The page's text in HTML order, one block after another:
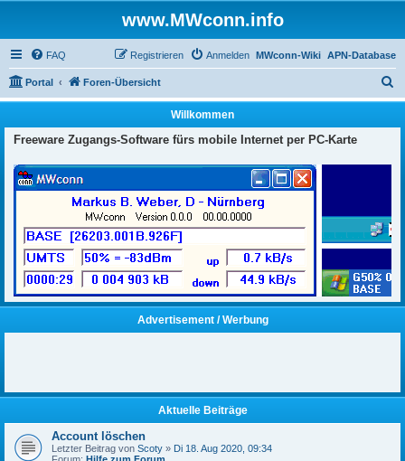
www.MWconn.info
FAQ APN-Database
MWconn-Wiki
Anmelden
Registrieren
Portal Foren-Übersicht
u
Willkommen
Freeware Zugangs-Software fürs mobile Internet per PC-Karte
Advertisement / Werbung
Aktuelle Beiträge
Account löschen
Letzter Beitrag von Scoty » Di 18. Aug 2020, 09:34